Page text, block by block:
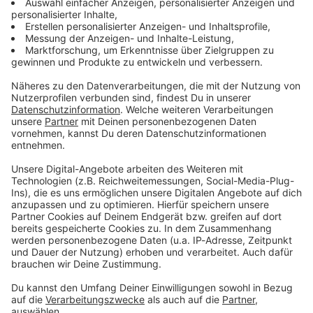
05.08.2026 22:00 / 2min
Audiotitel - Nachgedacht: Zeltaufbau
Nachgedacht: Zeltaufbau
04.08.2026 22:00 / 2min
Audiotitel - Nachgedacht: Schneebesen
Nachgedacht: Schneebesen